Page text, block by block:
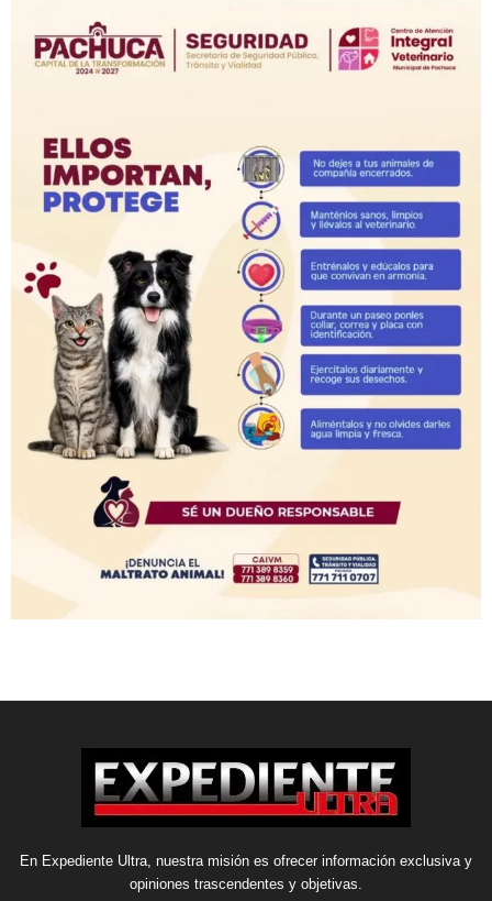
En Expediente Ultra, nuestra misión es ofrecer información exclusiva y
opiniones trascendentes y objetivas.